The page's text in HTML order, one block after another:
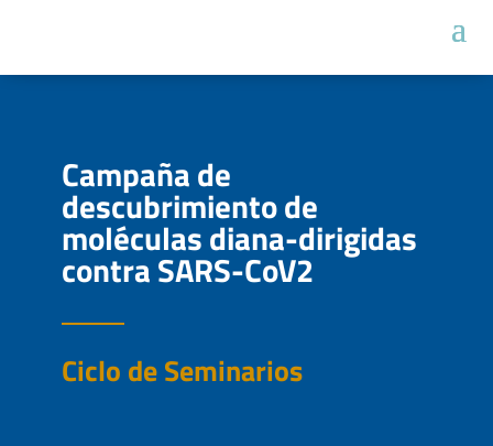
Campaña de
descubrimiento de
moléculas diana-dirigidas
contra SARS-CoV2
Ciclo de Seminarios